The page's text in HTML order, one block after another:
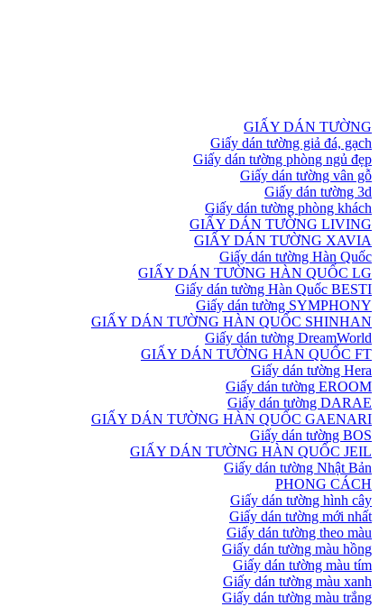
GIẤY DÁN TƯỜNG
Giấy dán tường giả đá, gạch
Giấy dán tường phòng ngủ đẹp
Giấy dán tường vân gỗ
Giấy dán tường 3d
Giấy dán tường phòng khách
GIẤY DÁN TƯỜNG LIVING
GIẤY DÁN TƯỜNG XAVIA
Giấy dán tường Hàn Quốc
GIẤY DÁN TƯỜNG HÀN QUỐC LG
Giấy dán tường Hàn Quốc BESTI
Giấy dán tường SYMPHONY
GIẤY DÁN TƯỜNG HÀN QUỐC SHINHAN
Giấy dán tường DreamWorld
GIẤY DÁN TƯỜNG HÀN QUỐC FT
Giấy dán tường Hera
Giấy dán tường EROOM
Giấy dán tường DARAE
GIẤY DÁN TƯỜNG HÀN QUỐC GAENARI
Giấy dán tường BOS
GIẤY DÁN TƯỜNG HÀN QUỐC JEIL
Giấy dán tường Nhật Bản
PHONG CÁCH
Giấy dán tường hình cây
Giấy dán tường mới nhất
Giấy dán tường theo màu
Giấy dán tường màu hồng
Giấy dán tường màu tím
Giấy dán tường màu xanh
Giấy dán tường màu trắng